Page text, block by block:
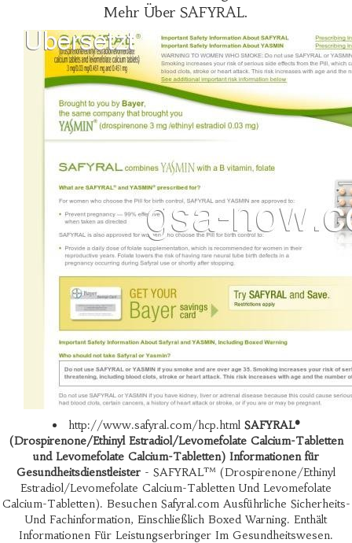
Mehr Über SAFYRAL.
http://www.safyral.com/hcp.html SAFYRAL®
(Drospirenone/Ethinyl Estradiol/Levomefolate Calcium-Tabletten
und Levomefolate Calcium-Tabletten) Informationen für
Gesundheitsdienstleister - SAFYRAL™ (Drospirenone/Ethinyl
Estradiol/Levomefolate Calcium-Tabletten Und Levomefolate
Calcium-Tabletten). Besuchen Safyral.com Ausführliche Sicherheits-
Und Fachinformation, Einschließlich Boxed Warning. Enthält
Informationen Für Leistungserbringer Im Gesundheitswesen.